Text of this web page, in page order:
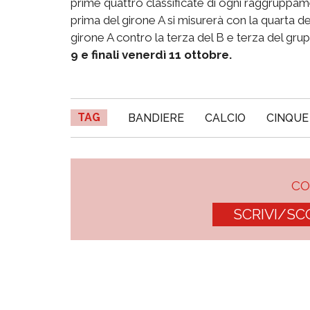
prima del girone A si misurerà con la quarta
girone A contro la terza del B e terza del
9 e finali venerdì 11 ottobre.
TAG BANDIERE CALCIO CINQUE
SCRIVI/